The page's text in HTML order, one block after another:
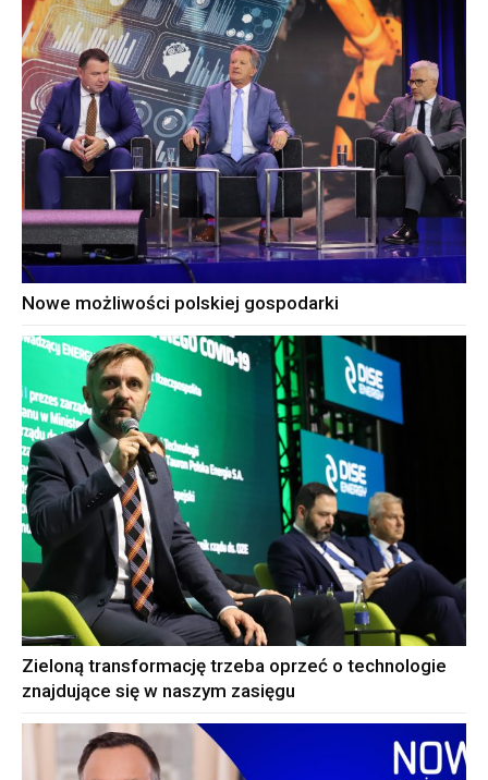
Nowe możliwości polskiej gospodarki
Zieloną transformację trzeba oprzeć o technologie
znajdujące się w naszym zasięgu